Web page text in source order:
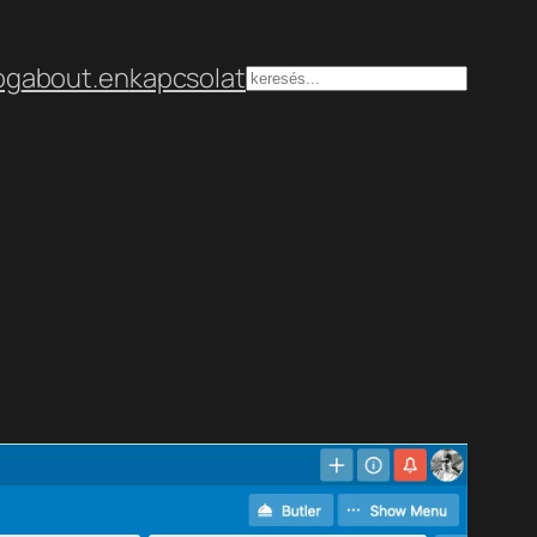
about.enkapcsolatKeresés